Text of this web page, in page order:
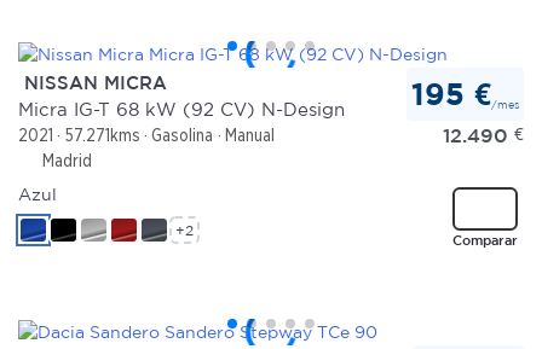
NISSAN MICRA
Micra IG-T 68 kW (92 CV) N-Design
2021 57.271kms Gasolina
Manual
Madrid
195 €/mes
12.490 €
Comparar
Azul
+2